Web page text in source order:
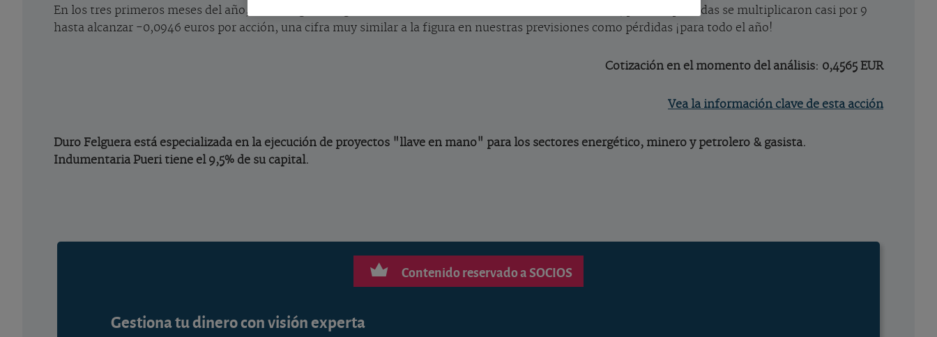
En los tres primeros meses del año, Duro Felguera ingresó la mitad (-46%) de lo realizado un año antes, pero las pérdidas se multiplicaron casi por 9
hasta alcanzar -0,0946 euros por acción, una cifra muy similar a la figura en nuestras previsiones como pérdidas ¡para todo el año!
Cotización en el momento del análisis: 0,4565 EUR
Vea la información clave de esta acción
Duro Felguera está especializada en la ejecución de proyectos "llave en mano" para los sectores energético, minero y petrolero & gasista.
Indumentaria Pueri tiene el 9,5% de su capital.
Contenido reservado a SOCIOS
Gestiona tu dinero con visión experta